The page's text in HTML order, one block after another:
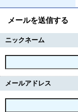
メールを送信する
ニックネーム
メールアドレス